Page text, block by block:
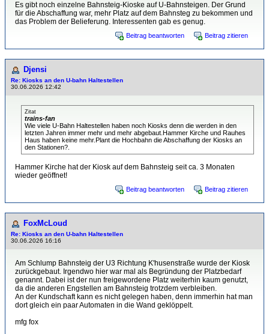
Es gibt noch einzelne Bahnsteig-Kioske auf U-Bahnsteigen. Der Grund
für die Abschaffung war, mehr Platz auf dem Bahnsteg zu bekommen und
das Problem der Belieferung. Interessenten gab es genug.
Beitrag beantworten Beitrag zitieren
Djensi
Re: Kiosks an den U-bahn Haltestellen
30.06.2026 12:42
Zitat
trains-fan
Wie viele U-Bahn Haltestellen haben noch Kiosks denn die werden in den
letzten Jahren immer mehr und mehr abgebaut.Hammer Kirche und Rauhes
Haus haben keine mehr.Plant die Hochbahn die Abschaffung der Kiosks an
den Stationen?.
Hammer Kirche hat der Kiosk auf dem Bahnsteig seit ca. 3 Monaten
wieder geöffnet!
Beitrag beantworten Beitrag zitieren
FoxMcLoud
Re: Kiosks an den U-bahn Haltestellen
30.06.2026 16:16
Am Schlump Bahnsteig der U3 Richtung K'husenstraße wurde der Kiosk
zurückgebaut. Irgendwo hier war mal als Begründung der Platzbedarf
genannt. Dabei ist der nun freigewordene Platz weiterhin kaum genutzt,
da die anderen Engstellen am Bahnsteig trotzdem verbleiben.
An der Kundschaft kann es nicht gelegen haben, denn immerhin hat man
dort gleich ein paar Automaten in die Wand geklöppelt.
mfg fox